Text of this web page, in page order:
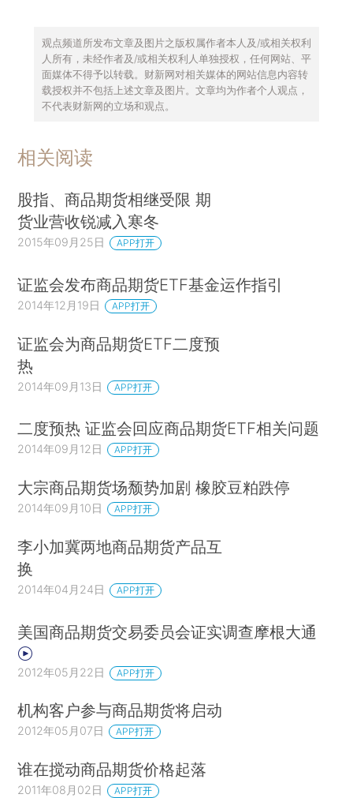
观点频道所发布文章及图片之版权属作者本人及/或相关权利
人所有，未经作者及/或相关权利人单独授权，任何网站、平
面媒体不得予以转载。财新网对相关媒体的网站信息内容转
载授权并不包括上述文章及图片。文章均为作者个人观点，
不代表财新网的立场和观点。
相关阅读
股指、商品期货相继受限 期
货业营收锐减入寒冬
2015年09月25日 APP打开
证监会发布商品期货ETF基金运作指引
2014年12月19日 APP打开
证监会为商品期货ETF二度预
热
2014年09月13日 APP打开
二度预热 证监会回应商品期货ETF相关问题
2014年09月12日 APP打开
大宗商品期货场颓势加剧 橡胶豆粕跌停
2014年09月10日 APP打开
李小加冀两地商品期货产品互
换
2014年04月24日 APP打开
美国商品期货交易委员会证实调查摩根大通
2012年05月22日 APP打开
机构客户参与商品期货将启动
2012年05月07日 APP打开
谁在搅动商品期货价格起落
2011年08月02日 APP打开